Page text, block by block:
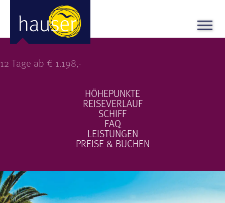
Kanaren + Teneriffa
12 Tage ab € 1.198,-
HÖHEPUNKTE
REISEVERLAUF
SCHIFF
FAQ
LEISTUNGEN
PREISE & BUCHEN